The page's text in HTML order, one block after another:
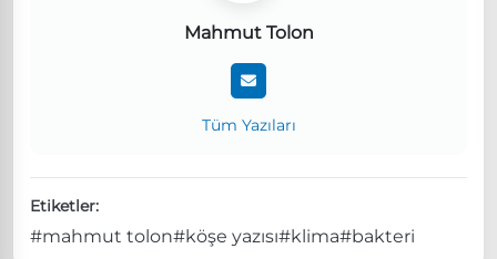
Mahmut Tolon
Tüm Yazıları
Etiketler:
#mahmut tolon#köşe yazısı#klima#bakteri